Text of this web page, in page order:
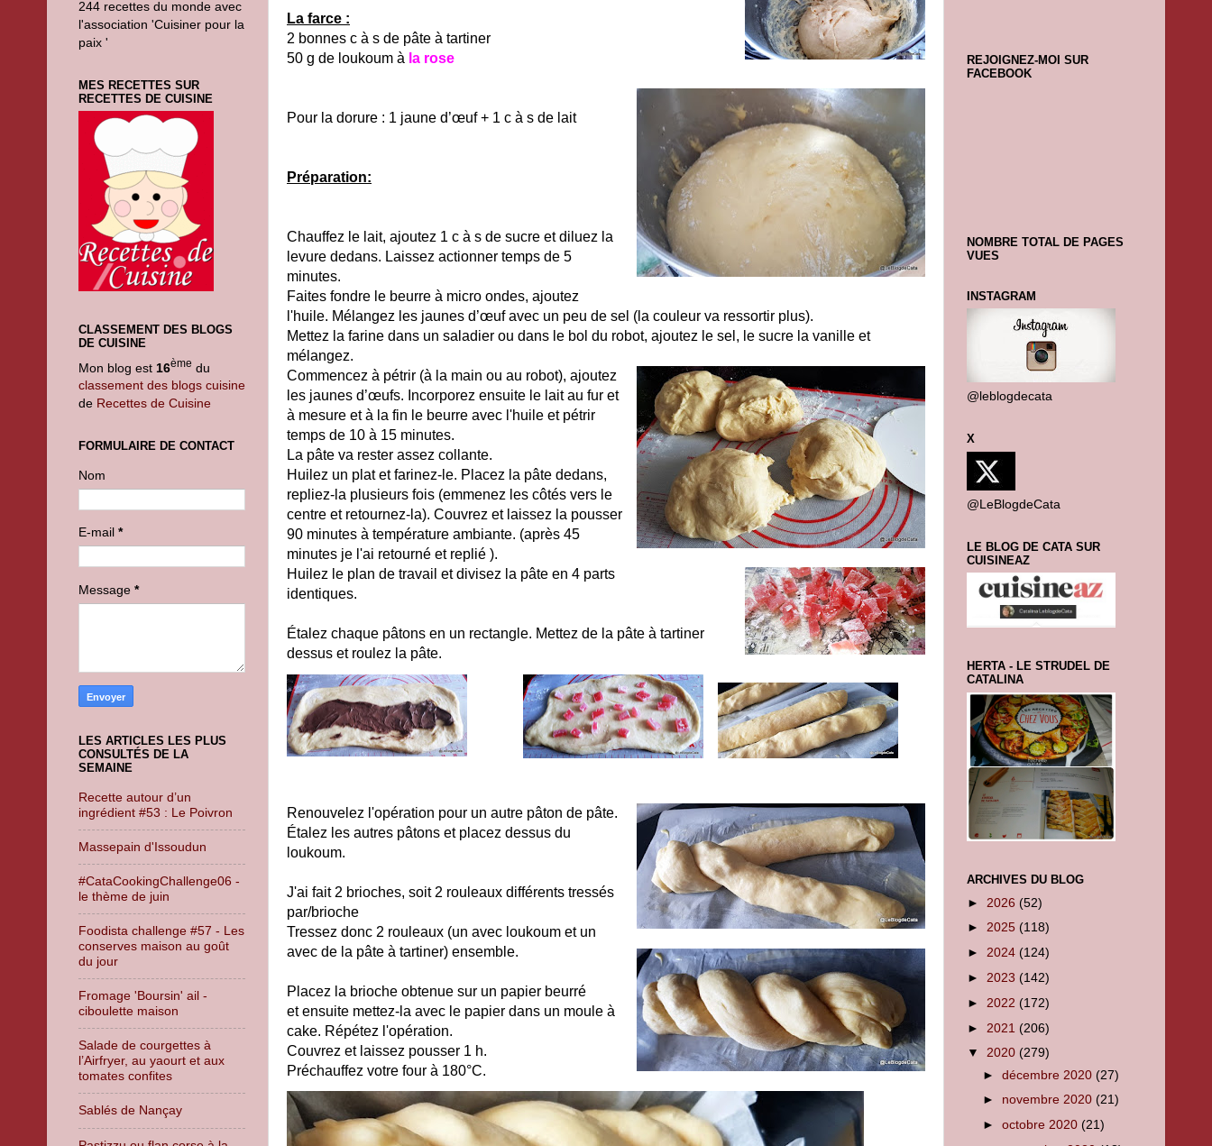
La farce :
2 bonnes c à s de pâte à tartiner
50 g de loukoum à la rose
Pour la dorure : 1 jaune d’œuf + 1 c à s de lait
Préparation:
Chauffez le lait, ajoutez 1 c à s de sucre et diluez la
levure dedans. Laissez actionner temps de 5
minutes.
Faites fondre le beurre à micro ondes, ajoutez
l'huile. Mélangez les jaunes d’œuf avec un peu de sel (la couleur va ressortir plus).
Mettez la farine dans un saladier ou dans le bol du robot, ajoutez le sel, le sucre la vanille et
mélangez.
Commencez à pétrir (à la main ou au robot), ajoutez
les jaunes d’œufs. Incorporez ensuite le lait au fur et
à mesure et à la fin le beurre avec l'huile et pétrir
temps de 10 à 15 minutes.
La pâte va rester assez collante.
Huilez un plat et farinez-le. Placez la pâte dedans,
repliez-la plusieurs fois (emmenez les côtés vers le
centre et retournez-la). Couvrez et laissez la pousser
90 minutes à température ambiante. (après 45
minutes je l'ai retourné et replié ).
Huilez le plan de travail et divisez la pâte en 4 parts
identiques.
Étalez chaque pâtons en un rectangle. Mettez de la pâte à tartiner
dessus et roulez la pâte.
Renouvelez l'opération pour un autre pâton de pâte.
Étalez les autres pâtons et placez dessus du
loukoum.
J'ai fait 2 brioches, soit 2 rouleaux différents tressés
par/brioche
Tressez donc 2 rouleaux (un avec loukoum et un
avec de la pâte à tartiner) ensemble.
Placez la brioche obtenue sur un papier beurré
et ensuite mettez-la avec le papier dans un moule à
cake. Répétez l'opération.
Couvrez et laissez pousser 1 h.
Préchauffez votre four à 180°C.
244 recettes du monde avec
l'association 'Cuisiner pour la
paix '
MES RECETTES SUR
RECETTES DE CUISINE
CLASSEMENT DES BLOGS
DE CUISINE
Mon blog est 16ème du
classement des blogs cuisine
de Recettes de Cuisine
FORMULAIRE DE CONTACT
Nom
E-mail *
Message *
LES ARTICLES LES PLUS
CONSULTÉS DE LA
SEMAINE
Recette autour d’un
ingrédient #53 : Le Poivron
Massepain d'Issoudun
#CataCookingChallenge06 -
le thème de juin
Foodista challenge #57 - Les
conserves maison au goût
du jour
Fromage 'Boursin' ail -
ciboulette maison
Salade de courgettes à
l’Airfryer, au yaourt et aux
tomates confites
Sablés de Nançay
REJOIGNEZ-MOI SUR
FACEBOOK
NOMBRE TOTAL DE PAGES
VUES
INSTAGRAM
@leblogdecata
X
@LeBlogdeCata
LE BLOG DE CATA SUR
CUISINEAZ
HERTA - LE STRUDEL DE
CATALINA
ARCHIVES DU BLOG
► 2026 (52)
► 2025 (118)
► 2024 (124)
► 2023 (142)
► 2022 (172)
► 2021 (206)
▼ 2020 (279)
►décembre 2020(27)
► novembre 2020(21)
►octobre 2020(21)